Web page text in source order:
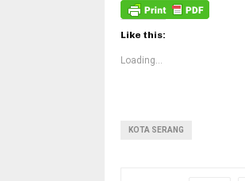
Like this:
Loading...
KOTA SERANG